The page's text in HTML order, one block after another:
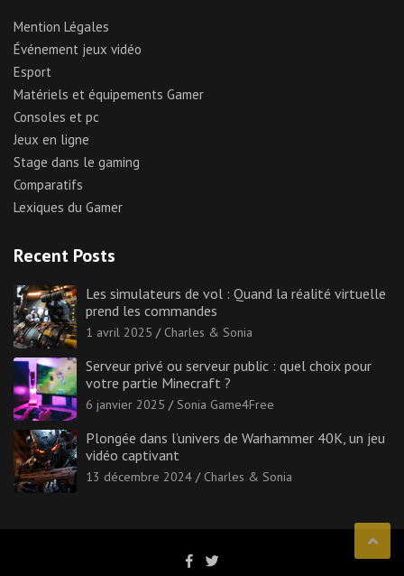
Mention Légales
Événement jeux vidéo
Esport
Matériels et équipements Gamer
Consoles et pc
Jeux en ligne
Stage dans le gaming
Comparatifs
Lexiques du Gamer
Recent Posts
Les simulateurs de vol : Quand la réalité virtuelle
prend les commandes
1 avril 2025 Charles & Sonia
Serveur privé ou serveur public : quel choix pour
votre partie Minecraft ?
6 janvier 2025 Sonia Game4Free
Plongée dans l’univers de Warhammer 40K, un jeu
vidéo captivant
13 décembre 2024 Charles & Sonia